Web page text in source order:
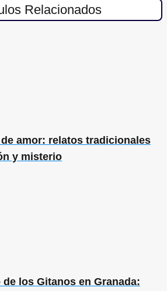
Relacionados
amor: relatos tradicionales
y misterio
los Gitanos en Granada: